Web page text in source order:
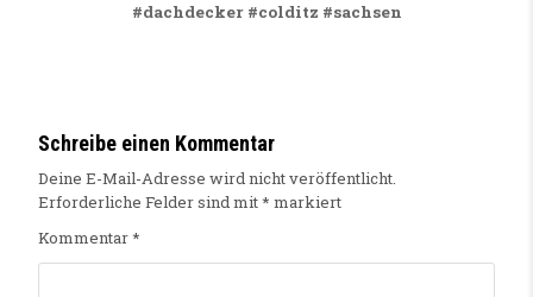
#dachdecker #colditz #sachsen
Schreibe einen Kommentar
Deine E-Mail-Adresse wird nicht veröffentlicht.
Erforderliche Felder sind mit* markiert
Kommentar*